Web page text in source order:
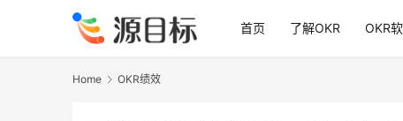
首页 了解OKR OKR
Home OKR绩效